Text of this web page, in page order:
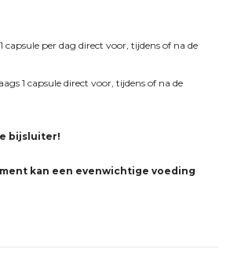
capsule per dag direct voor, tijdens of na de
1 capsule direct voor, tijdens of na de
bijsluiter!
kan een evenwichtige voeding